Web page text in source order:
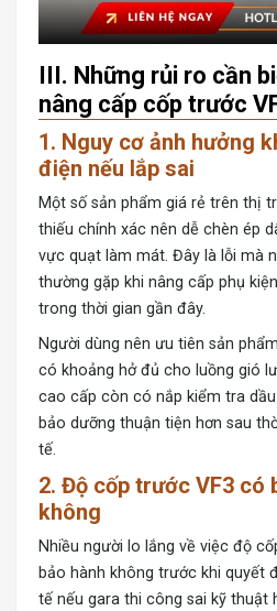
III. Những rủi ro cần
nâng cấp cốp trước
1. Nguy cơ ảnh hưởng
điện nếu lắp sai
Một số sản phẩm giá rẻ trên thị
thiếu chính xác nên dễ chèn ép
vực quạt làm mát. Đây là lỗi mà
thường gặp khi nâng cấp phụ
trong thời gian gần đây.
Người dùng nên ưu tiên sản
có khoảng hở đủ cho luồng gió
cao cấp còn có nắp kiểm tra
bảo dưỡng thuận tiện hơn sau
tế.
2. Độ cốp trước VF3 có
không
Nhiều người lo lắng về việc độ
bảo hành không trước khi quyết
tế nếu gara thi công sai kỹ thuật